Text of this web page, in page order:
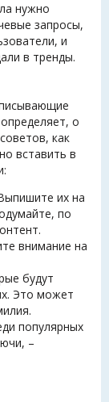
нужно
запросы,
и
в тренды.
о
как
вставить в
их на
по
внимание на
будут
Это может
популярных
–